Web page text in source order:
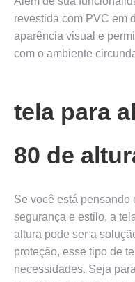
revestida com PVC em
aparência visual e
com o ambiente
tela para
80 de
Se você está pensando
segurança e estilo, a
altura pode ser a
proteção, esse tipo de
necessidades. Seja